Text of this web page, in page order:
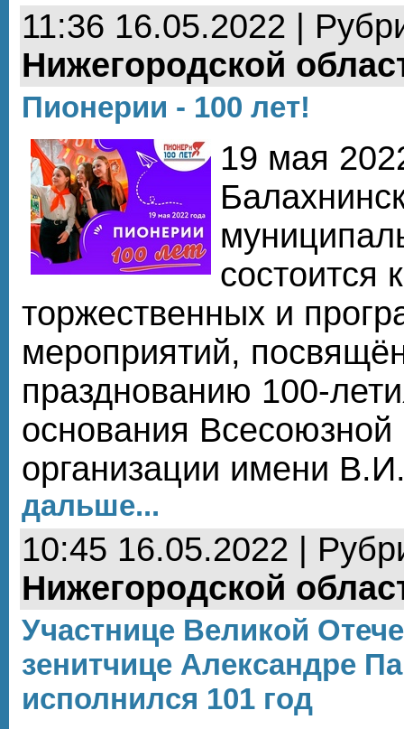
11:36 16.05.2022 |
Нижегородской
Пионерии - 100 лет!
19 мая
состоится
торжественных и
мероприятий,
празднованию 100-
основания Всесоюзной
организации имени
дальше...
10:45 16.05.2022 |
Нижегородской
Участнице Великой
зенитчице Александре
исполнился 101 год